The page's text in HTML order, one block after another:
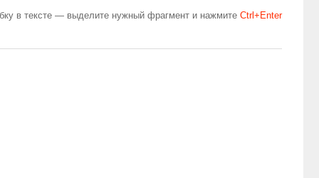
в тексте — выделите нужный фрагмент и нажмите Сtrl+Enter